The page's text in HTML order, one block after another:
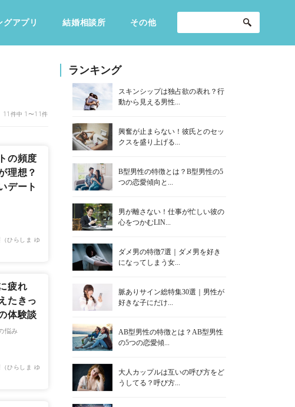
グアプリ 結婚相談所 その他
11件中 1〜11件
の頻度
理想？
デート
ひらしま ゆ
疲れ
たきっ
体験談
悩み
ひらしま ゆ
ランキング
スキンシップは独占欲の表れ？行
動から見える男性...
興奮が止まらない！彼氏とのセッ
クスを盛り上げる...
B型男性の特徴とは？B型男性の5
つの恋愛傾向と...
男が離さない！仕事が忙しい彼の
心をつかむLIN...
ダメ男の特徴7選｜ダメ男を好き
になってしまう女...
脈ありサイン総特集30選｜男性が
好きな子にだけ...
AB型男性の特徴とは？AB型男性
の5つの恋愛傾...
大人カップルは互いの呼び方をど
うしてる？呼び方...